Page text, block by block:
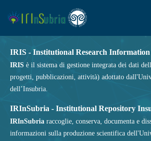
IRIS - Institutional Research Information
IRIS è il sistema di gestione integrata dei dati
progetti, pubblicazioni, attività) adottato
dell’Insubria.
IRInSubria - Institutional Repository
IRInSubria raccoglie, conserva, documenta e
informazioni sulla produzione scientifica